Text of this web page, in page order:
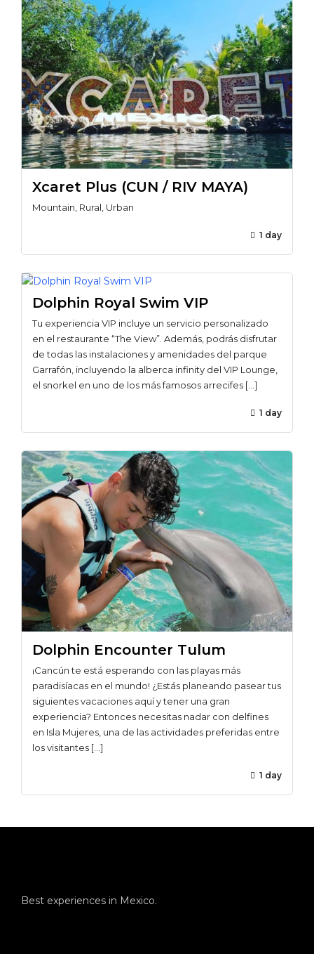
Xcaret Plus (CUN / RIV MAYA)
Mountain, Rural, Urban
1 day
Dolphin Royal Swim VIP
Tu experiencia VIP incluye un servicio personalizado
en el restaurante “The View”. Además, podrás disfrutar
de todas las instalaciones y amenidades del parque
Garrafón, incluyendo la alberca infinity del VIP Lounge,
el snorkel en uno de los más famosos arrecifes […]
1 day
Dolphin Encounter Tulum
¡Cancún te está esperando con las playas más
paradisíacas en el mundo! ¿Estás planeando pasear tus
siguientes vacaciones aquí y tener una gran
experiencia? Entonces necesitas nadar con delfines
en Isla Mujeres, una de las actividades preferidas entre
los visitantes […]
1 day
Best experiences in Mexico.